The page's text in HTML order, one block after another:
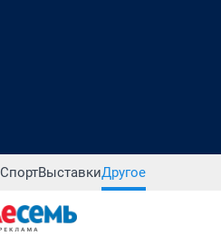
СпортВыставкиДругое